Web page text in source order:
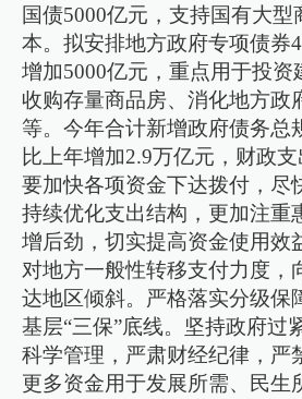
国债5000亿元，支持国有大型
本。拟安排地方政府专项债券
增加5000亿元，重点用于投资
收购存量商品房、消化地方政
等。今年合计新增政府债务总
比上年增加2.9万亿元，财政支
要加快各项资金下达拨付，尽
持续优化支出结构，更加注重
增后劲，切实提高资金使用效
对地方一般性转移支付力度，
达地区倾斜。严格落实分级保
基层“三保”底线。坚持政府过
科学管理，严肃财经纪律，严
更多资金用于发展所需、民生